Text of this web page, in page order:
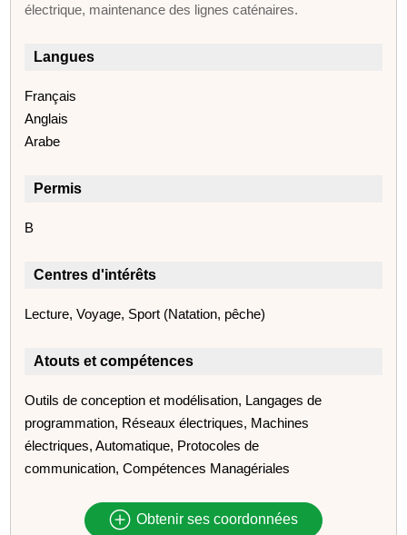
électrique, maintenance des lignes caténaires.
Langues
Français
Anglais
Arabe
Permis
B
Centres d'intérêts
Lecture, Voyage, Sport (Natation, pêche)
Atouts et compétences
Outils de conception et modélisation, Langages de
programmation, Réseaux électriques, Machines
électriques, Automatique, Protocoles de
communication, Compétences Managériales
Obtenir ses coordonnées